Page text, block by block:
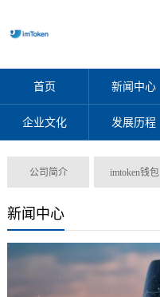
首页 新闻中心
企业文化 发展历程
公司简介 imtoken钱包
新闻中心